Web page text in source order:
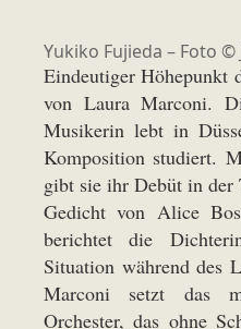
Yukiko Fujieda – Foto
Eindeutiger Höhepunkt
von Laura Marconi.
Musikerin lebt in
Komposition studiert.
gibt sie ihr Debüt in der
Gedicht von Alice
berichtet die
Situation während des
Marconi setzt das
Orchester, das ohne